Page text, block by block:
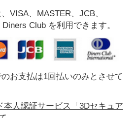
VISA、MASTER、JCB、
Club を利用できます。
お支払は1回払いのみとさせて
本人認証サービス「3Dセキュア